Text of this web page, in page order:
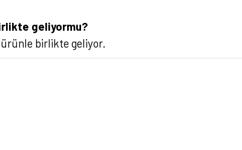
geliyormu?
birlikte geliyor.